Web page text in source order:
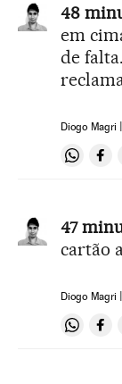
48
em
de
Diogo Magri
47
cartão
Diogo Magri